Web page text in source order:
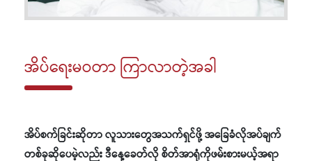
အိပ်ရေးမဝတာ ကြာလာတဲ့အခါ
အိပ်စက်ခြင်းဆိုတာ လူသားတွေအသက်ရှင်ဖို့ အခြေခံလိုအပ်ချက်
တစ်ခုဆိုပေမဲ့လည်း ဒီနေ့ခေတ်လို စိတ်အာရုံကိုဖမ်းစားမယ့်အရာ